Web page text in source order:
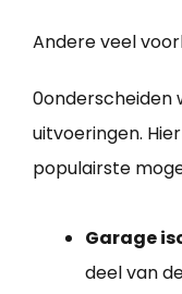
Andere veel
0onderscheiden
uitvoeringen.
populairste
Garage
deel van